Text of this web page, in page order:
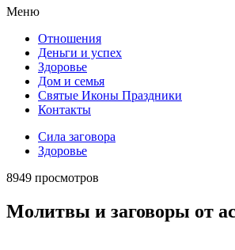
Меню
Отношения
Деньги и успех
Здоровье
Дом и семья
Святые Иконы Праздники
Контакты
Сила заговора
Здоровье
8949 просмотров
Молитвы и заговоры от